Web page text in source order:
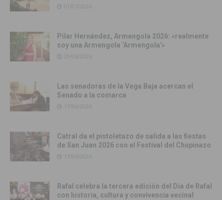
01/07/2026
Pilar Hernández, Armengola 2026: «realmente
soy una Armengola ‘Armengola'»
29/06/2026
Las senadoras de la Vega Baja acercan el
Senado a la comarca
17/06/2026
Catral da el pistoletazo de salida a las fiestas
de San Juan 2026 con el Festival del Chupinazo
13/06/2026
Rafal celebra la tercera edición del Día de Rafal
con historia, cultura y convivencia vecinal